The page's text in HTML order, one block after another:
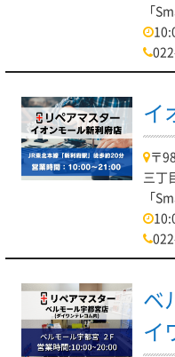
本日7月14日 木曜日の営
現在時短営業中です！
当店ではPC修理を幅広く
・液晶交換
・起動不良
・USBポート修理
等をはじめとする様々な
湿度が高いこの時期は
う！
「
イ
〒
三丁
「
ベ
イ